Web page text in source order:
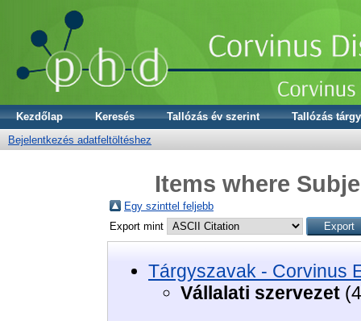
Kezdőlap Keresés Tallózás év szerint
Tallózás
Bejelentkezés adatfeltöltéshez
Items where
Egy szinttel feljebb
Export mint
Tárgyszavak - Corvinus
Vállalati szervezet